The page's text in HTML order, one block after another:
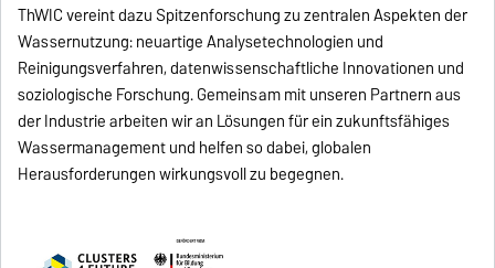
ThWIC vereint dazu Spitzenforschung zu zentralen Aspekten der
Wassernutzung: neuartige Analysetechnologien und
Reinigungsverfahren, datenwissenschaftliche Innovationen und
soziologische Forschung. Gemeinsam mit unseren Partnern aus
der Industrie arbeiten wir an Lösungen für ein zukunftsfähiges
Wassermanagement und helfen so dabei, globalen
Herausforderungen wirkungsvoll zu begegnen.